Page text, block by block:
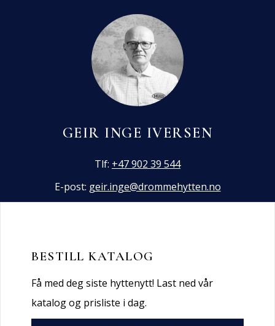
GEIR INGE IVERSEN
Tlf: +47 902 39 544
E-post: geir.inge@drommehytten.no
BESTILL KATALOG
Få med deg siste hyttenytt! Last ned vår
katalog og prisliste i dag.